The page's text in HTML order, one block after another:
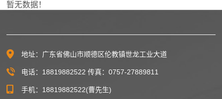
暂无数据！
地址：广东省佛山市顺德区伦教镇世龙工业大道
电话： 18819882522 传真：0757-27889811
手机： 18819882522(曹先生)